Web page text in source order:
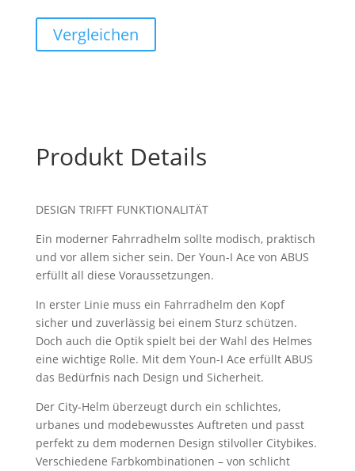
Vergleichen
Produkt Details
DESIGN TRIFFT FUNKTIONALITÄT
Ein moderner Fahrradhelm sollte modisch, praktisch
und vor allem sicher sein. Der Youn-I Ace von ABUS
erfüllt all diese Voraussetzungen.
In erster Linie muss ein Fahrradhelm den Kopf
sicher und zuverlässig bei einem Sturz schützen.
Doch auch die Optik spielt bei der Wahl des Helmes
eine wichtige Rolle. Mit dem Youn-I Ace erfüllt ABUS
das Bedürfnis nach Design und Sicherheit.
Der City-Helm überzeugt durch ein schlichtes,
urbanes und modebewusstes Auftreten und passt
perfekt zu dem modernen Design stilvoller Citybikes.
Verschiedene Farbkombinationen – von schlicht